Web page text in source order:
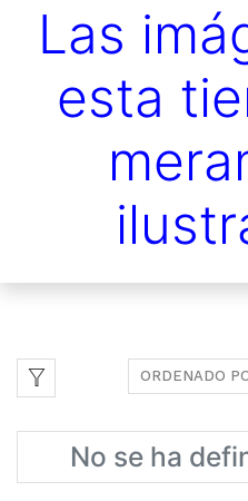
Las
esta
ORDENADO
No se ha